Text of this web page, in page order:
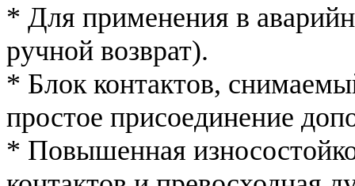
* Для применения в
ручной возврат).
* Блок контактов,
простое присоединение
* Повышенная